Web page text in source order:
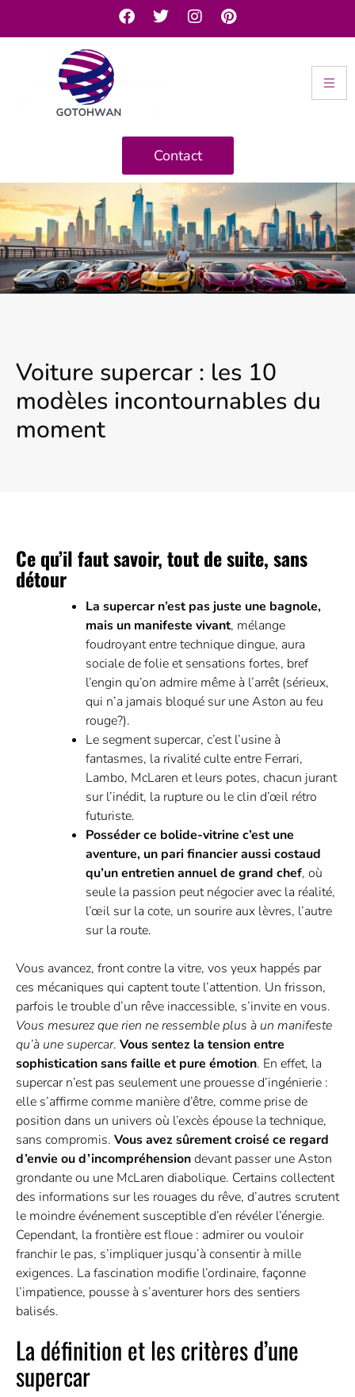
Contact
Voiture supercar : les 10
modèles incontournables du
moment
Ce qu’il faut savoir, tout de suite, sans
détour
La supercar n’est pas juste une bagnole,
mais un manifeste vivant, mélange
foudroyant entre technique dingue, aura
sociale de folie et sensations fortes, bref
l’engin qu’on admire même à l’arrêt (sérieux,
qui n’a jamais bloqué sur une Aston au feu
rouge?).
Le segment supercar, c’est l’usine à
fantasmes, la rivalité culte entre Ferrari,
Lambo, McLaren et leurs potes, chacun jurant
sur l’inédit, la rupture ou le clin d’œil rétro
futuriste.
Posséder ce bolide-vitrine c’est une
aventure, un pari financier aussi costaud
qu’un entretien annuel de grand chef, où
seule la passion peut négocier avec la réalité,
l’œil sur la cote, un sourire aux lèvres, l’autre
sur la route.
Vous avancez, front contre la vitre, vos yeux happés par
ces mécaniques qui captent toute l’attention. Un frisson,
parfois le trouble d’un rêve inaccessible, s’invite en vous.
Vous mesurez que rien ne ressemble plus à un manifeste
qu’à une supercar. Vous sentez la tension entre
sophistication sans faille et pure émotion. En effet, la
supercar n’est pas seulement une prouesse d’ingénierie :
elle s’affirme comme manière d’être, comme prise de
position dans un univers où l’excès épouse la technique,
sans compromis. Vous avez sûrement croisé ce regard
d’envie ou d’incompréhensiondevant passer une Aston
grondante ou une McLaren diabolique. Certains collectent
des informations sur les rouages du rêve, d’autres scrutent
le moindre événement susceptible d’en révéler l’énergie.
Cependant, la frontière est floue : admirer ou vouloir
franchir le pas, s’impliquer jusqu’à consentir à mille
exigences. La fascination modifie l’ordinaire, façonne
l’impatience, pousse à s’aventurer hors des sentiers
balisés.
La définition et les critères d’une
supercar